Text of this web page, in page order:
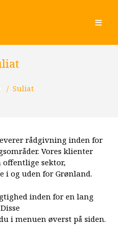
/ Suliat
rådgivning inden for
Vores klienter
sektor,
i og uden for Grønland.
inden for en lang
i menuen øverst på siden.